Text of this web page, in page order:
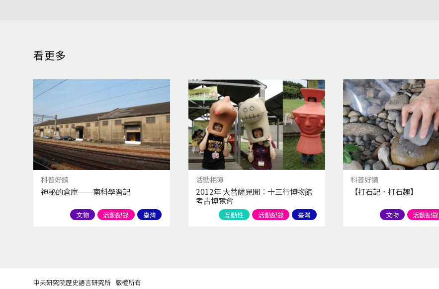
看更多
科普好讀
神秘的倉庫──南科學習記
文物 活動記錄 臺灣
活動相簿
2012年 大菩薩見聞：十三行博物館
考古博覽會
互動性 活動記錄 臺灣
科普好讀
【打石記．打石趣】
文物 活動記錄
中央研究院歷史語言研究所 版權所有